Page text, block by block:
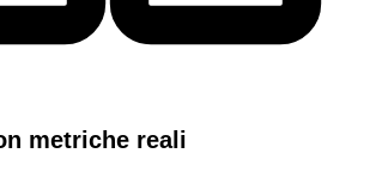
metriche reali